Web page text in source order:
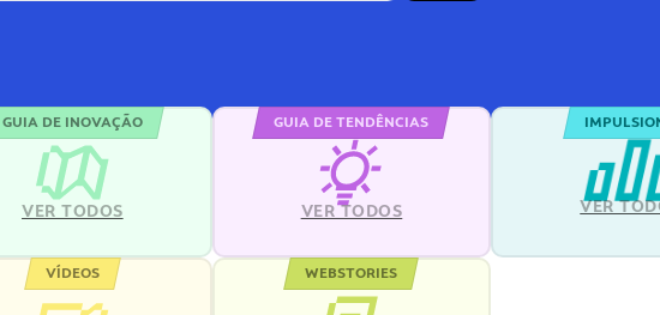
GUIA DE INOVAÇÃO
VER TODOS
GUIA DE TENDÊNCIAS
VER TODOS VER
VÍDEOS WEBSTORIES